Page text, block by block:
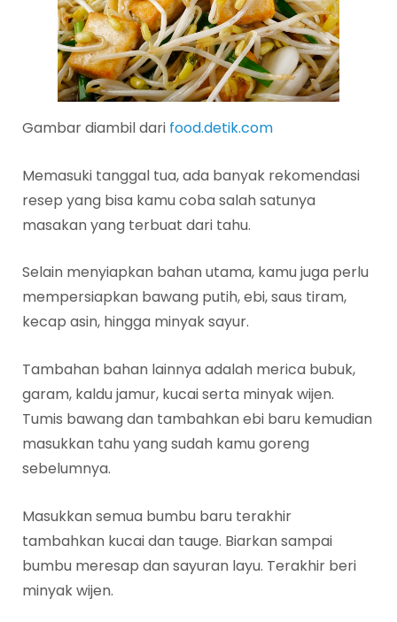
Gambar diambil dari food.detik.com
Memasuki tanggal tua, ada banyak rekomendasi
resep yang bisa kamu coba salah satunya
masakan yang terbuat dari tahu.
Selain menyiapkan bahan utama, kamu juga perlu
mempersiapkan bawang putih, ebi, saus tiram,
kecap asin, hingga minyak sayur.
Tambahan bahan lainnya adalah merica bubuk,
garam, kaldu jamur, kucai serta minyak wijen.
Tumis bawang dan tambahkan ebi baru kemudian
masukkan tahu yang sudah kamu goreng
sebelumnya.
Masukkan semua bumbu baru terakhir
tambahkan kucai dan tauge. Biarkan sampai
bumbu meresap dan sayuran layu. Terakhir beri
minyak wijen.